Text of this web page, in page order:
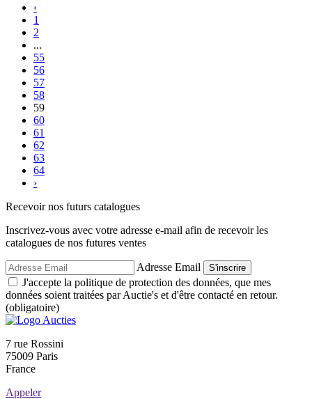
‹
1
2
...
55
56
57
58
59
60
61
62
63
64
›
Recevoir nos futurs catalogues
Inscrivez-vous avec votre adresse e-mail afin de recevoir les
catalogues de nos futures ventes
Adresse Email S'inscrire
J'accepte la politique de protection des données, que mes
données soient traitées par Auctie's et d'être contacté en retour.
(obligatoire)
7 rue Rossini
75009 Paris
France
Appeler